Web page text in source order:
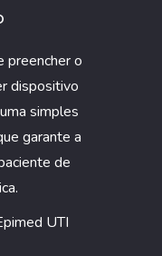
preencher o
dispositivo
simples
garante a
de
UTI